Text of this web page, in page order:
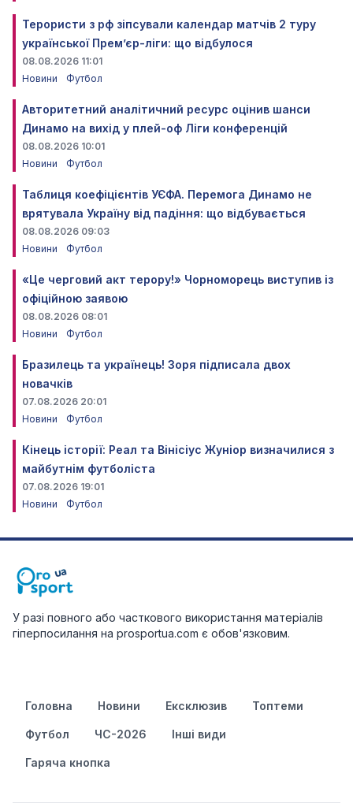
Терористи з рф зіпсували календар матчів 2 туру
української Прем’єр-ліги: що відбулося
08.08.2026 11:01
Новини
Футбол
Авторитетний аналітичний ресурс оцінив шанси
Динамо на вихід у плей-оф Ліги конференцій
08.08.2026 10:01
Новини
Футбол
Таблиця коефіцієнтів УЄФА. Перемога Динамо не
врятувала Україну від падіння: що відбувається
08.08.2026 09:03
Новини
Футбол
«Це черговий акт терору!» Чорноморець виступив із
офіційною заявою
08.08.2026 08:01
Новини
Футбол
Бразилець та українець! Зоря підписала двох
новачків
07.08.2026 20:01
Новини
Футбол
Кінець історії: Реал та Вінісіус Жуніор визначилися з
майбутнім футболіста
07.08.2026 19:01
Новини
Футбол
У разі повного або часткового використання матеріалів
гіперпосилання на prosportua.com є обов'язковим.
Головна Новини Ексклюзив Топтеми
Футбол ЧС-2026 Інші види
Гаряча кнопка